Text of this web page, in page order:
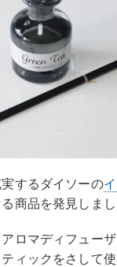
するダイソーの
商品を発見しまし
ロマディフュー
ィックをさして